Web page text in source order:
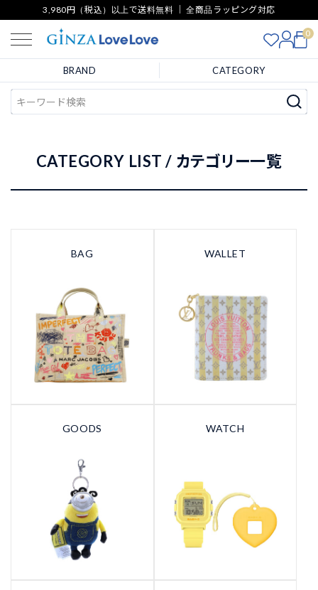
3,980円（税込）以上で送料無料 ｜ 全商品ラッピング対応
0
BRAND CATEGORY
CATEGORY LIST / カテゴリー一覧
BAG WALLET
GOODS WATCH